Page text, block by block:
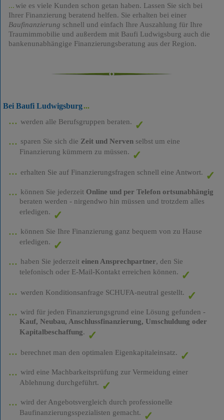
wie es viele Kunden schon getan haben. Lassen Sie sich bei
Ihrer Finanzierung beratend helfen. Sie erhalten bei einer
Baufinanzierung schnell und einfach Ihre Auszahlung für Ihre
Traumimmobilie und außerdem mit Baufi Ludwigsburg auch die
bankenunabhängige Finanzierungsberatung aus der Region.
Bei Baufi Ludwigsburg
werden alle Berufsgruppen beraten.
sparen Sie sich die Zeit und Nervenselbst um eine
Finanzierung kümmern zu müssen.
erhalten Sie auf Finanzierungsfragen schnell eine Antwort.
können Sie jederzeit Online und per Telefon ortsunabhängig
beraten werden - nirgendwo hin müssen und trotzdem alles
erledigen.
können Sie Ihre Finanzierung ganz bequem von zu Hause
erledigen.
haben Sie jederzeit einen Ansprechpartner, den Sie
telefonisch oder E-Mail-Kontakt erreichen können.
werden Konditionsanfrage SCHUFA-neutral gestellt.
wird für jeden Finanzierungsgrund eine Lösung gefunden -
Kauf, Neubau, Anschlussfinanzierung, Umschuldung oder
Kapitalbeschaffung.
berechnet man den optimalen Eigenkapitaleinsatz.
wird eine Machbarkeitsprüfung zur Vermeidung einer
Ablehnung durchgeführt.
wird der Angebotsvergleich durch professionelle
Baufinanzierungsspezialisten gemacht.